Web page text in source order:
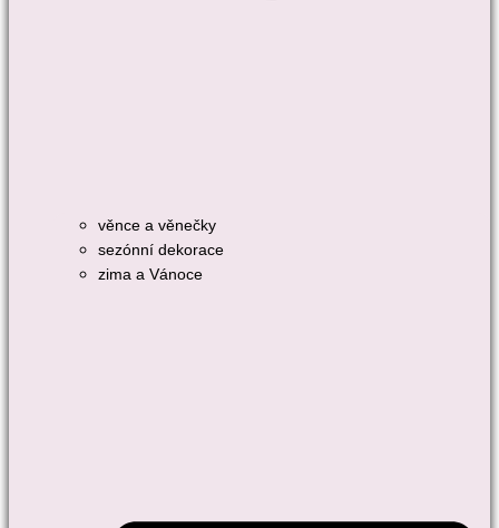
věnce a věnečky
sezónní dekorace
zima a Vánoce